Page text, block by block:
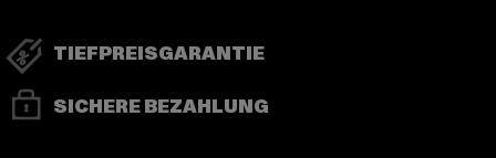
TIEFPREISGARANTIE
SICHERE BEZAHLUNG